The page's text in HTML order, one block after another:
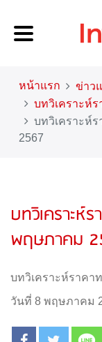
หน้าแรก
ข่าว
บทวิเคราะห์
บทวิเคราะห์
2567
บทวิเคราะห์
พฤษภาคม
บทวิเคราะห์ราคา
วันที่ 8 พฤษภาคม